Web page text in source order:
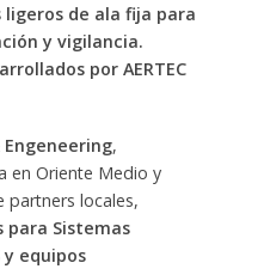
ligeros de ala fija para
y vigilancia.
por AERTEC
,
en Oriente Medio y
partners locales,
para Sistemas
y equipos